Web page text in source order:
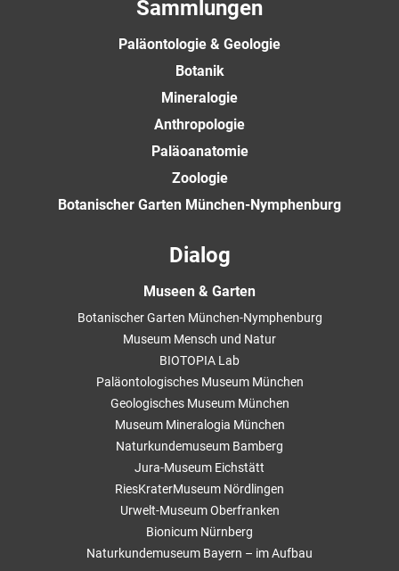
Sammlungen
Paläontologie & Geologie
Botanik
Mineralogie
Anthropologie
Paläoanatomie
Zoologie
Botanischer Garten München-Nymphenburg
Dialog
Museen & Garten
Botanischer Garten München-Nymphenburg
Museum Mensch und Natur
BIOTOPIA Lab
Paläontologisches Museum München
Geologisches Museum München
Museum Mineralogia München
Naturkundemuseum Bamberg
Jura-Museum Eichstätt
RiesKraterMuseum Nördlingen
Urwelt-Museum Oberfranken
Bionicum Nürnberg
Naturkundemuseum Bayern – im Aufbau